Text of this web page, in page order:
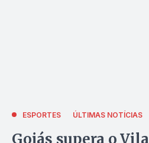
ESPORTES ÚLTIMAS NOTÍCIAS
Goiás supera o